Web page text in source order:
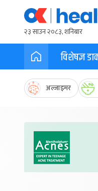
२३ साउन २०८३, शनिबार
विशेषज्ञ
अल्जाइमर